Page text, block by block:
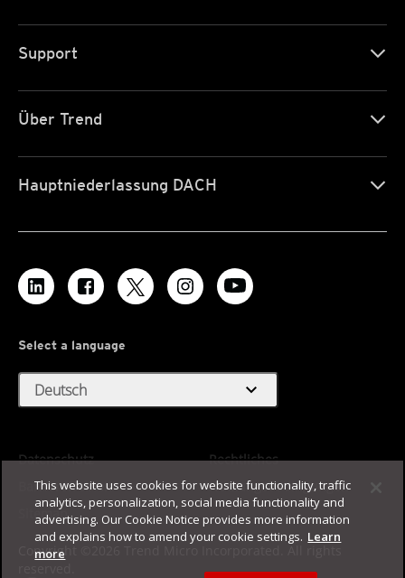
Support
Über Trend
Hauptniederlassung DACH
Select a language
Deutsch expand_more
Datenschutz
Rechtliches
Barrierefreiheit
Nutzungsbedingungen
Sitemap
Copyright ©2026 Trend Micro Incorporated. All rights
This website uses cookies for website functionality, traffic
analytics, personalization, social media functionality and
advertising. Our Cookie Notice provides more information
and explains how to amend your cookie settings. Learn
more